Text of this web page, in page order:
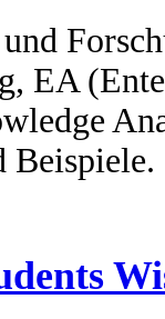
EA
Beispiele.